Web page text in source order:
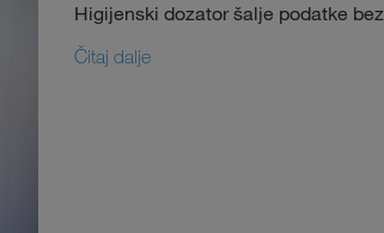
Higijenski dozator šalje podatke
Čitaj dalje